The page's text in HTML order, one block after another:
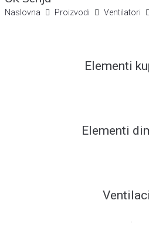
Naslovna Proizvodi Ventilatori
Elementi
Elementi